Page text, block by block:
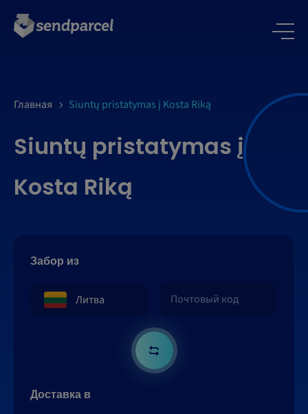
Главная Siuntų pristatymas į Kosta Riką
Siuntų pristatymas į
Kosta Riką
Забор из
Доставка в